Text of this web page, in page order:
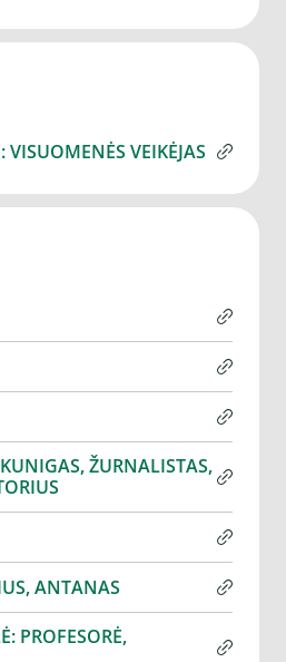
VISUOMENĖS VEIKĖJAS
ŽURNALISTAS,
ANTANAS
PROFESORĖ,